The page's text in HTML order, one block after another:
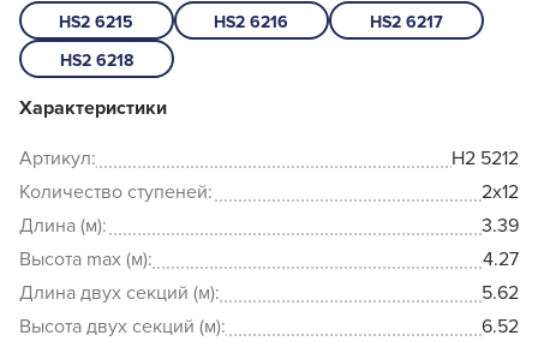
HS2 6215 HS2 6216
HS2 6217
HS2 6218
Характеристики
Артикул:
H2 5212
Количество ступеней:
2x12
Длина (м):
3.39
Высота max (м):
4.27
Длина двух секций (м):
5.62
Высота двух секций (м):
6.52